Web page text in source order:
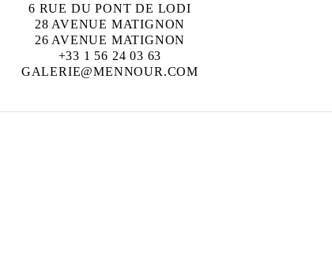
6 RUE DU PONT DE LODI
28 AVENUE MATIGNON
26 AVENUE MATIGNON
+33 1 56 24 03 63
GALERIE@MENNOUR.COM